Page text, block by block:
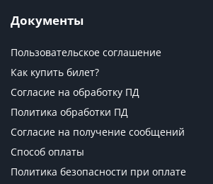
Документы
Пользовательское соглашение
Как купить билет?
Согласие на обработку ПД
Политика обработки ПД
Согласие на получение сообщений
Способ оплаты
Политика безопасности при оплате